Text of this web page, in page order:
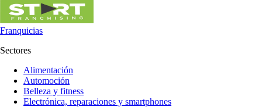
Franquicias
Sectores
Alimentación
Automoción
Belleza y fitness
Electrónica, reparaciones y smartphones